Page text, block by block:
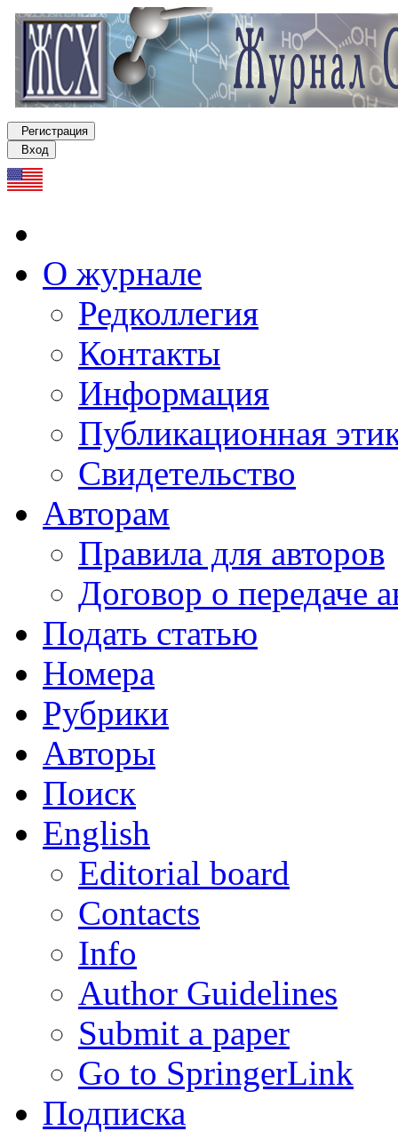
Регистрация
Вход
О журнале
Редколлегия
Контакты
Информация
Публикационная
Свидетельство
Авторам
Правила для авторов
Договор о передаче
Подать статью
Номера
Рубрики
Авторы
Поиск
English
Editorial board
Contacts
Info
Author Guidelines
Submit a paper
Go to SpringerLink
Подписка